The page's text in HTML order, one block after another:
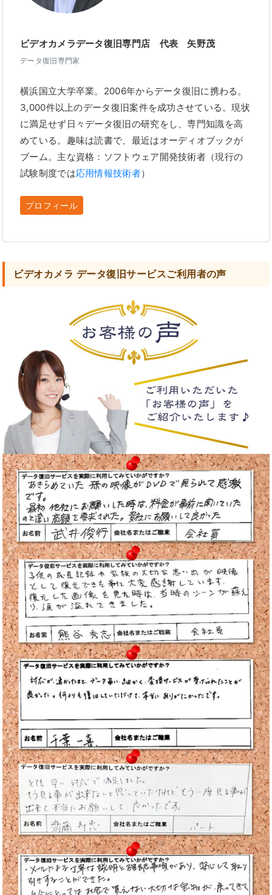
ビデオカメラデータ復旧専門店 代表 矢野茂
データ復旧専門家
横浜国立大学卒業。2006年からデータ復旧に携わる。
3,000件以上のデータ復旧案件を成功させている。現状
に満足せず日々データ復旧の研究をし、専門知識を高
めている。趣味は読書で、最近はオーディオブックが
ブーム。主な資格：ソフトウェア開発技術者（現行の
試験制度では応用情報技術者）
プロフィール
ビデオカメラ データ復旧サービスご利用者の声